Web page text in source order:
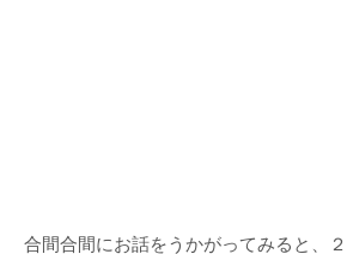
合間合間にお話をうかがってみると、